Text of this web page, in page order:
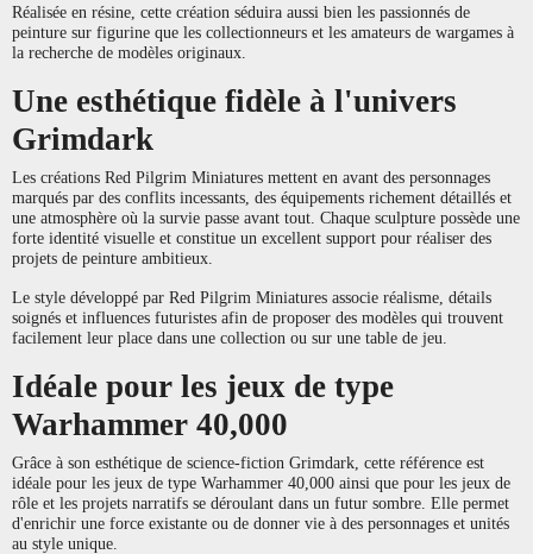
Réalisée en résine, cette création séduira aussi bien les passionnés de
peinture sur figurine que les collectionneurs et les amateurs de wargames à
la recherche de modèles originaux.
Une esthétique fidèle à l'univers
Grimdark
Les créations Red Pilgrim Miniatures mettent en avant des personnages
marqués par des conflits incessants, des équipements richement détaillés et
une atmosphère où la survie passe avant tout. Chaque sculpture possède une
forte identité visuelle et constitue un excellent support pour réaliser des
projets de peinture ambitieux.
Le style développé par Red Pilgrim Miniatures associe réalisme, détails
soignés et influences futuristes afin de proposer des modèles qui trouvent
facilement leur place dans une collection ou sur une table de jeu.
Idéale pour les jeux de type
Warhammer 40,000
Grâce à son esthétique de science-fiction Grimdark, cette référence est
idéale pour les jeux de type Warhammer 40,000 ainsi que pour les jeux de
rôle et les projets narratifs se déroulant dans un futur sombre. Elle permet
d'enrichir une force existante ou de donner vie à des personnages et unités
au style unique.